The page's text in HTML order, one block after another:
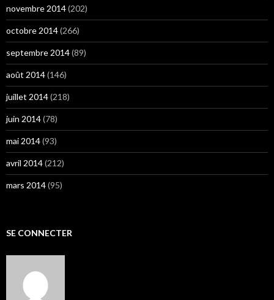
novembre 2014(202)
octobre 2014(266)
septembre 2014(89)
août 2014(146)
juillet 2014(218)
juin 2014(78)
mai 2014(93)
avril 2014(212)
mars 2014(95)
SE CONNECTER